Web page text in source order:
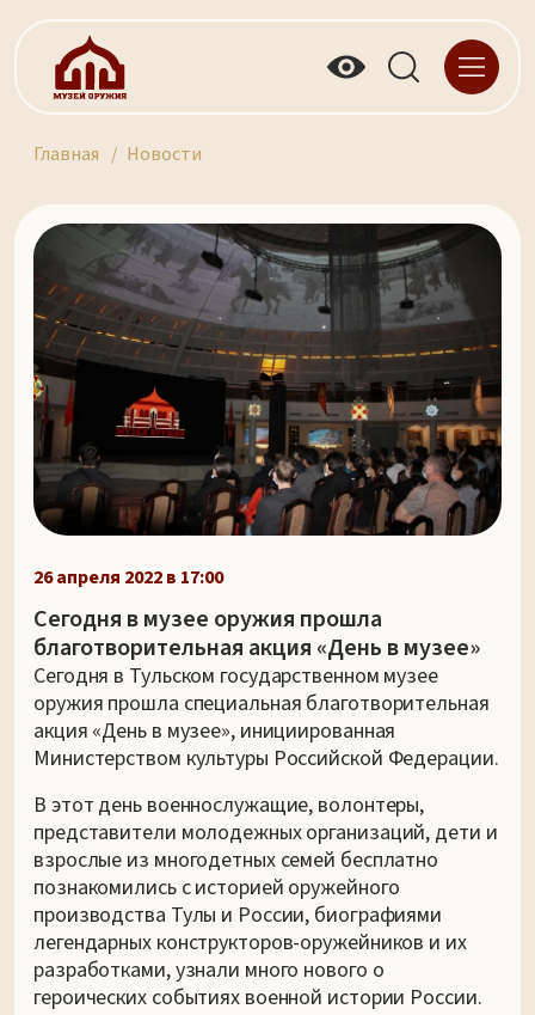
Главная Новости
26 апреля 2022 в 17:00
Сегодня в музее оружия прошла
благотворительная акция «День в музее»
Сегодня в Тульском государственном музее
оружия прошла специальная благотворительная
акция «День в музее», инициированная
Министерством культуры Российской Федерации.
В этот день военнослужащие, волонтеры,
представители молодежных организаций, дети и
взрослые из многодетных семей бесплатно
познакомились с историей оружейного
производства Тулы и России, биографиями
легендарных конструкторов-оружейников и их
разработками, узнали много нового о
героических событиях военной истории России.